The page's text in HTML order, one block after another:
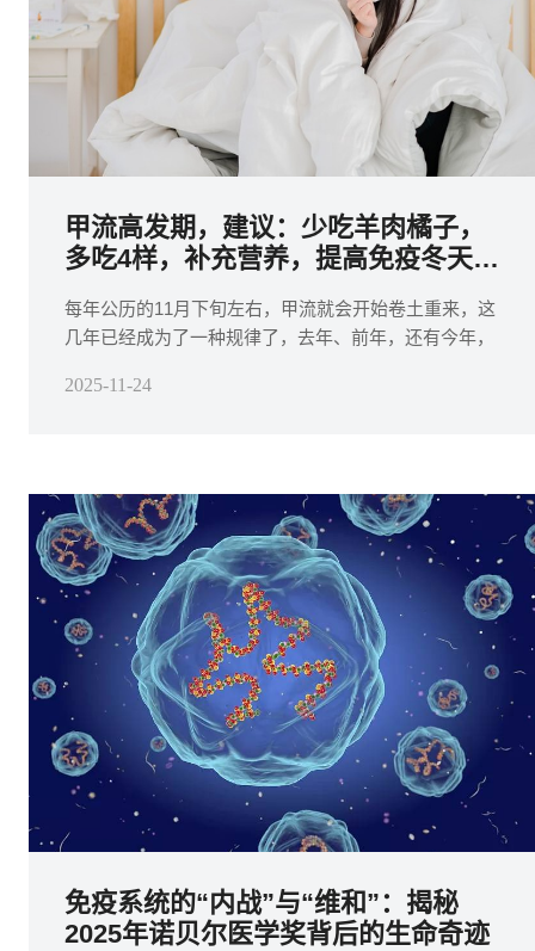
甲流高发期，建议：少吃羊肉橘子，
多吃4样，补充营养，提高免疫冬天少
每年公历的11月下旬左右，甲流就会开始卷土重来，这
几年已经成为了一种规律了，去年、前年，还有今年，
要注意，照顾好
2025-11-24
免疫系统的“内战”与“维和”：揭秘
2025年诺贝尔医学奖背后的生命奇迹